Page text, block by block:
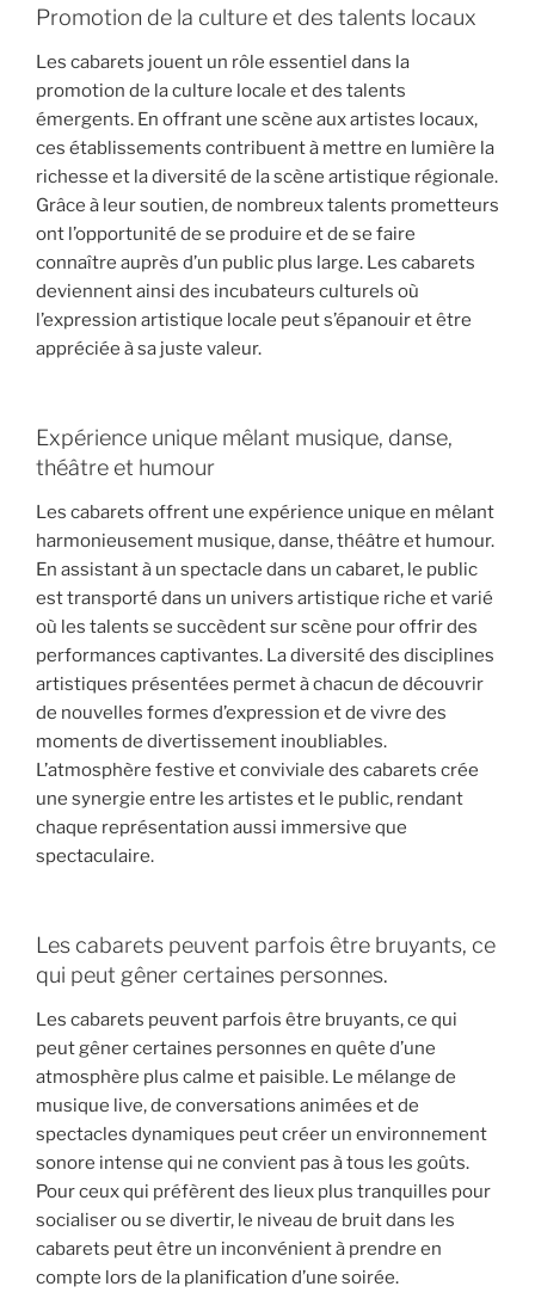
Promotion de la culture et des talents locaux
Les cabarets jouent un rôle essentiel dans la
promotion de la culture locale et des talents
émergents. En offrant une scène aux artistes locaux,
ces établissements contribuent à mettre en lumière la
richesse et la diversité de la scène artistique régionale.
Grâce à leur soutien, de nombreux talents prometteurs
ont l’opportunité de se produire et de se faire
connaître auprès d’un public plus large. Les cabarets
deviennent ainsi des incubateurs culturels où
l’expression artistique locale peut s’épanouir et être
appréciée à sa juste valeur.
Expérience unique mêlant musique, danse,
théâtre et humour
Les cabarets offrent une expérience unique en mêlant
harmonieusement musique, danse, théâtre et humour.
En assistant à un spectacle dans un cabaret, le public
est transporté dans un univers artistique riche et varié
où les talents se succèdent sur scène pour offrir des
performances captivantes. La diversité des disciplines
artistiques présentées permet à chacun de découvrir
de nouvelles formes d’expression et de vivre des
moments de divertissement inoubliables.
L’atmosphère festive et conviviale des cabarets crée
une synergie entre les artistes et le public, rendant
chaque représentation aussi immersive que
spectaculaire.
Les cabarets peuvent parfois être bruyants, ce
qui peut gêner certaines personnes.
Les cabarets peuvent parfois être bruyants, ce qui
peut gêner certaines personnes en quête d’une
atmosphère plus calme et paisible. Le mélange de
musique live, de conversations animées et de
spectacles dynamiques peut créer un environnement
sonore intense qui ne convient pas à tous les goûts.
Pour ceux qui préfèrent des lieux plus tranquilles pour
socialiser ou se divertir, le niveau de bruit dans les
cabarets peut être un inconvénient à prendre en
compte lors de la planification d’une soirée.